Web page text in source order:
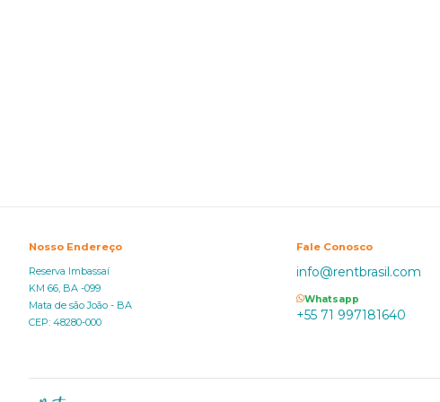
Nosso Endereço
Reserva Imbassaí
KM 66, BA -099
Mata de são João - BA
CEP: 48280-000
Fale Conosco
info@rentbrasil.com
Whatsapp
+55 71 997181640